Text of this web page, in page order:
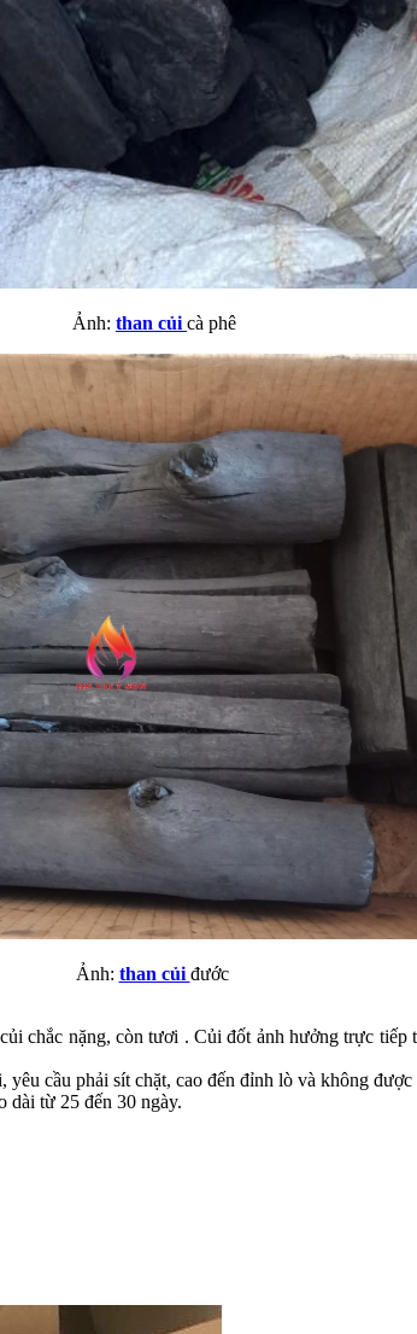
Ảnh: than củi cà phê
Ảnh: than củi đước
chắc nặng, còn tươi . Củi đốt ảnh hưởng trực
cầu phải sít chặt, cao đến đỉnh lò và không
dài từ 25 đến 30 ngày.